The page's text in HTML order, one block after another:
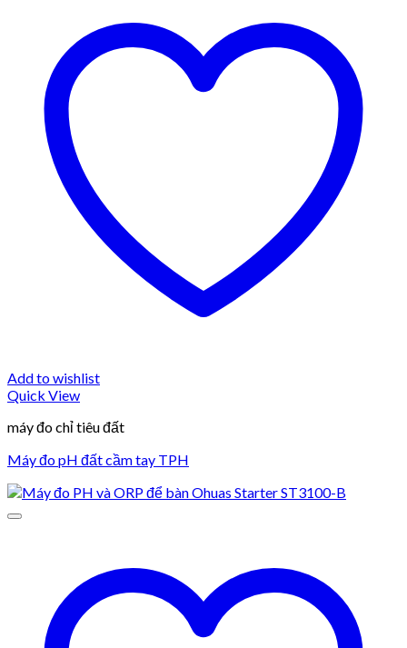
Add to wishlist
Quick View
máy đo chỉ tiêu đất
Máy đo pH đất cầm tay TPH